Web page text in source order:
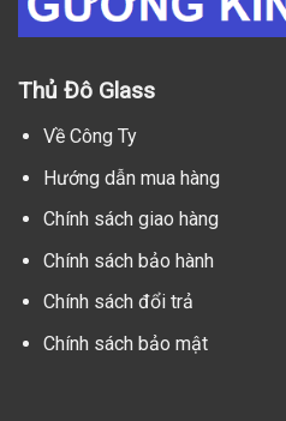
Thủ Đô Glass
Về Công Ty
Hướng dẫn mua hàng
Chính sách giao hàng
Chính sách bảo hành
Chính sách đổi trả
Chính sách bảo mật